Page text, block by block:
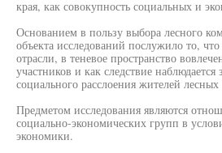
края, как совокупность социальных и
Основанием в пользу выбора лесного
объекта исследований послужило то,
отрасли, в теневое пространство
участников и как следствие наблюдается
социального расслоения жителей лесных
Предметом исследования являются
социально-экономических групп в
экономики.